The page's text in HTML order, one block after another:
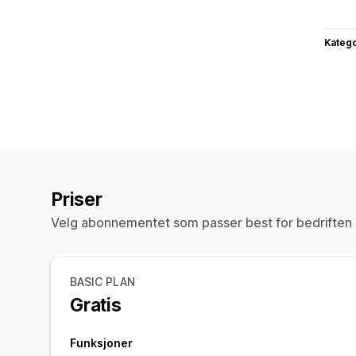
Priser
Velg abonnementet som passer best for bedriften
BASIC PLAN
Gratis
Funksjoner